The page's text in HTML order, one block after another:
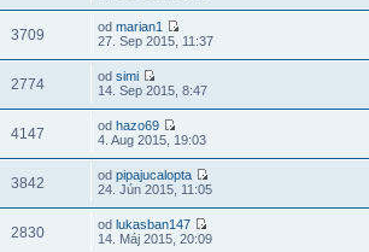
3709 odmarian1
27. Sep 2015, 11:37
2774 odsimi
14. Sep 2015, 8:47
4147 odhazo69
4. Aug 2015, 19:03
3842 odpipajucalopta
24. Jún 2015, 11:05
2830 odlukasban147
14. Máj 2015, 20:09